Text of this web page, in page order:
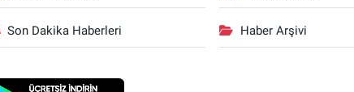
Son Dakika Haberleri Haber Arşivi